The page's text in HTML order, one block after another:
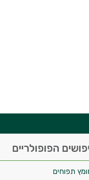
הפופולריים
תפוחים